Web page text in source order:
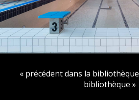
« précédent dans la bibliothèque
bibliothèque »